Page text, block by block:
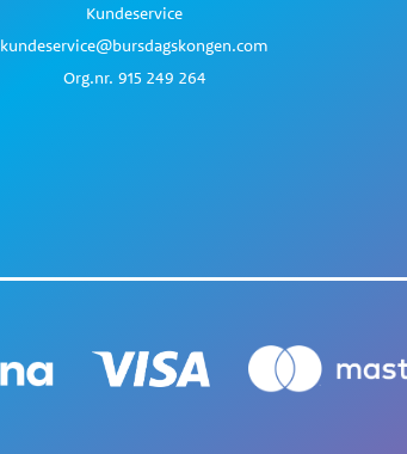
Kundeservice
kundeservice@bursdagskongen.com
Org.nr. 915 249 264